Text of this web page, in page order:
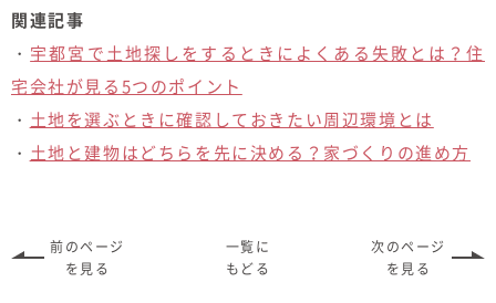
関連記事
・ 宇都宮で土地探しをするときによくある失敗とは？住
宅会社が見る5つのポイント
・ 土地を選ぶときに確認しておきたい周辺環境とは
・ 土地と建物はどちらを先に決める？家づくりの進め方
前のページ
を見る
一覧に
もどる
次のページ
を見る